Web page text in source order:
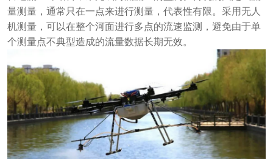
量测量，通常只在一点来进行测量，代表性有限。采用无人
机测量，可以在整个河面进行多点的流速监测，避免由于单
个测量点不典型造成的流量数据长期无效。